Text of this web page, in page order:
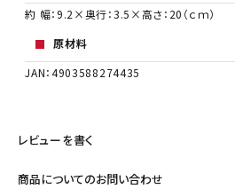
約 幅：9.2×奥行：3.5×高さ：20（ｃｍ）
原材料
JAN：4903588274435
レビューを書く
商品についてのお問い合わせ